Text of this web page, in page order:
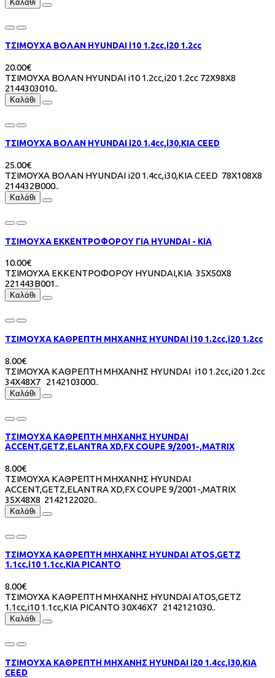
Καλάθι
ΤΣΙΜΟΥΧΑ ΒΟΛΑΝ HYUNDAI i10 1.2cc,i20 1.2cc
20.00€
ΤΣΙΜΟΥΧΑ ΒΟΛΑΝ HYUNDAI i10 1.2cc,i20 1.2cc 72Χ98Χ8
2144303010..
Καλάθι
ΤΣΙΜΟΥΧΑ ΒΟΛΑΝ HYUNDAI i20 1.4cc,i30,KIA CEED
25.00€
ΤΣΙΜΟΥΧΑ ΒΟΛΑΝ HYUNDAI i20 1.4cc,i30,KIA CEED 78Χ108Χ8
214432B000..
Καλάθι
ΤΣΙΜΟΥΧΑ ΕΚΚΕΝΤΡΟΦΟΡΟΥ ΓΙΑ HYUNDAI - KIA
10.00€
ΤΣΙΜΟΥΧΑ ΕΚΚΕΝΤΡΟΦΟΡΟΥ HYUNDAI,KIA 35Χ50Χ8
221443B001..
Καλάθι
ΤΣΙΜΟΥΧΑ ΚΑΘΡΕΠΤΗ ΜΗΧΑΝΗΣ HYUNDAI i10 1.2cc,i20 1.2cc
8.00€
ΤΣΙΜΟΥΧΑ ΚΑΘΡΕΠΤΗ ΜΗΧΑΝΗΣ HYUNDAI i10 1.2cc,i20 1.2cc
34Χ48Χ7 2142103000..
Καλάθι
ΤΣΙΜΟΥΧΑ ΚΑΘΡΕΠΤΗ ΜΗΧΑΝΗΣ HYUNDAI
ACCENT,GETZ,ELANTRA XD,FX COUPE 9/2001-,MATRIX
8.00€
ΤΣΙΜΟΥΧΑ ΚΑΘΡΕΠΤΗ ΜΗΧΑΝΗΣ HYUNDAI
ACCENT,GETZ,ELANTRA XD,FX COUPE 9/2001-,MATRIX
35Χ48Χ8 2142122020..
Καλάθι
ΤΣΙΜΟΥΧΑ ΚΑΘΡΕΠΤΗ ΜΗΧΑΝΗΣ HYUNDAI ATOS,GETZ
1.1cc,i10 1.1cc,KIA PICANTO
8.00€
ΤΣΙΜΟΥΧΑ ΚΑΘΡΕΠΤΗ ΜΗΧΑΝΗΣ HYUNDAI ATOS,GETZ
1.1cc,i10 1.1cc,KIA PICANTO 30Χ46Χ7 2142121030..
Καλάθι
ΤΣΙΜΟΥΧΑ ΚΑΘΡΕΠΤΗ ΜΗΧΑΝΗΣ HYUNDAI i20 1.4cc,i30,ΚΙΑ
CEED